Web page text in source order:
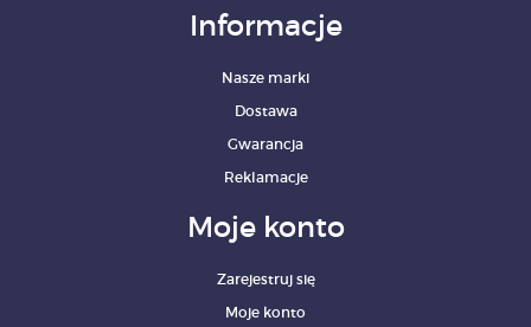
Informacje
Nasze marki
Dostawa
Gwarancja
Reklamacje
Moje konto
Zarejestruj się
Moje konto